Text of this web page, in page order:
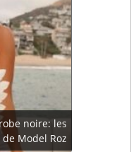
noire: les
Model Roz